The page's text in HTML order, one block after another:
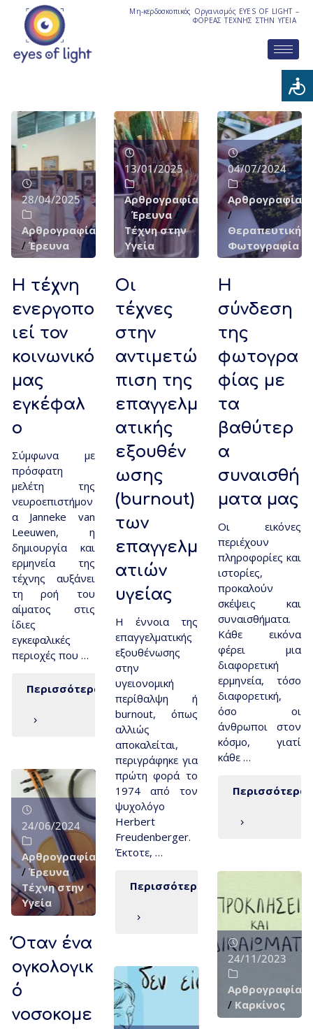
Μη-κερδοσκοπικός Οργανισμός EYES OF LIGHT –
ΦΟΡΕΑΣ ΤΕΧΝΗΣ ΣΤΗΝ ΥΓΕΙΑ
28/04/2025
Αρθρογραφία
/ Έρευνα
Η τέχνη
ενεργοπο
ιεί τον
κοινωνικό
μας
εγκέφαλ
ο
Σύμφωνα με
πρόσφατη
μελέτη της
νευροεπιστήμον
α Janneke van
Leeuwen, η
δημιουργία και
ερμηνεία της
τέχνης αυξάνει
τη ροή του
αίματος στις
ίδιες
εγκεφαλικές
περιοχές που …
Περισσότερα
13/01/2025
Αρθρογραφία
/ Έρευνα /
Τέχνη στην
Υγεία
Οι
τέχνες
στην
αντιμετώ
πιση της
επαγγελμ
ατικής
εξουθέν
ωσης
(burnout)
των
επαγγελμ
ατιών
υγείας
Η έννοια της
επαγγελματικής
εξουθένωσης
στην
υγειονομική
περίθαλψη ή
burnout, όπως
αλλιώς
αποκαλείται,
περιγράφηκε για
πρώτη φορά το
1974 από τον
ψυχολόγο
Herbert
Freudenberger.
Έκτοτε, …
Περισσότερα
04/07/2024
Αρθρογραφία
/
Θεραπευτική
Φωτογραφία
Η
σύνδεση
της
φωτογρα
φίας με
τα
βαθύτερ
α
συναισθή
ματα μας
Οι εικόνες
περιέχουν
πληροφορίες και
ιστορίες,
προκαλούν
σκέψεις και
συναισθήματα.
Κάθε εικόνα
φέρει μια
διαφορετική
ερμηνεία, τόσο
διαφορετική,
όσο οι
άνθρωποι στον
κόσμο, γιατί
κάθε …
Περισσότερα
24/06/2024
Αρθρογραφία
/ Έρευνα /
Τέχνη στην
Υγεία
Όταν ένα
ογκολογικ
ό
νοσοκομε
24/11/2023
Αρθρογραφία
/ Καρκίνος